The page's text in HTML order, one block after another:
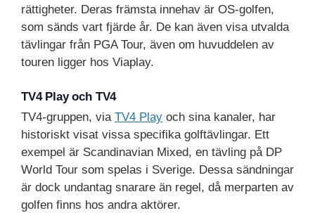
rättigheter. Deras främsta innehav är OS-golfen,
som sänds vart fjärde år. De kan även visa utvalda
tävlingar från PGA Tour, även om huvuddelen av
touren ligger hos Viaplay.
TV4 Play och TV4
TV4-gruppen, via TV4 Play och sina kanaler, har
historiskt visat vissa specifika golftävlingar. Ett
exempel är Scandinavian Mixed, en tävling på DP
World Tour som spelas i Sverige. Dessa sändningar
är dock undantag snarare än regel, då merparten av
golfen finns hos andra aktörer.